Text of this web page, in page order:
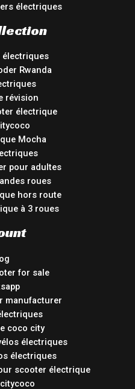
électriques
Rwanda
révision
électrique
Mocha
pour adultes
roues
hors route
à 3 roues
for sale
manufacturer
coco city
électriques
électriques
scooter électrique